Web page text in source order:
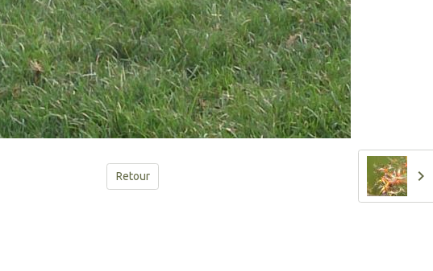
Retour